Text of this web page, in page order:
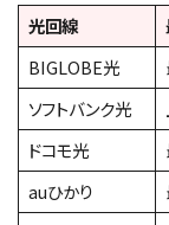
光回線
BIGLOBE光
ソフトバンク光
ドコモ光
auひかり